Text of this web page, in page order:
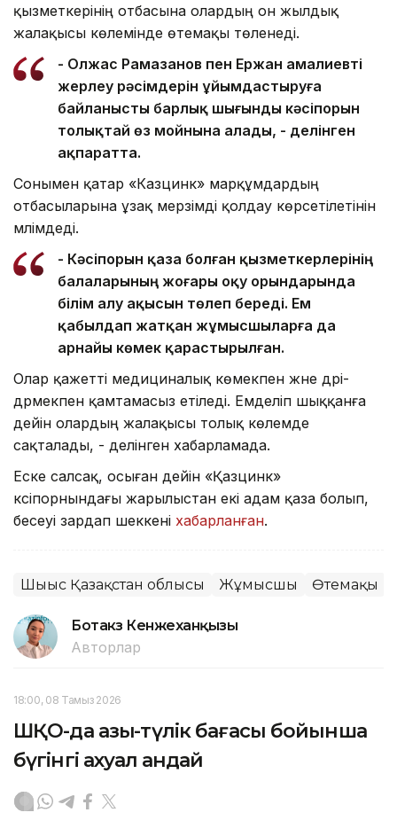
қызметкерінің отбасына олардың он жылдық
жалақысы көлемінде өтемақы төленеді.
- Олжас Рамазанов пен Ержан Қамалиевті
жерлеу рәсімдерін ұйымдастыруға
байланысты барлық шығынды кәсіпорын
толықтай өз мойнына алады, - делінген
ақпаратта.
Сонымен қатар «Казцинк» марқұмдардың
отбасыларына ұзақ мерзімді қолдау көрсетілетінін
мәлімдеді.
- Кәсіпорын қаза болған қызметкерлерінің
балаларының жоғары оқу орындарында
білім алу ақысын төлеп береді. Ем
қабылдап жатқан жұмысшыларға да
арнайы көмек қарастырылған.
Олар қажетті медициналық көмекпен және дәрі-
дәрмекпен қамтамасыз етіледі. Емделіп шыққанға
дейін олардың жалақысы толық көлемде
сақталады, - делінген хабарламада.
Еске салсақ, осыған дейін «Қазцинк»
кәсіпорнындағы жарылыстан екі адам қаза болып,
бесеуі зардап шеккені хабарланған.
Шығыс Қазақстан облысы Жұмысшы Өтемақы
Ботакөз Кенжеханқызы
Авторлар
18:00, 08 Тамыз 2026
ШҚО-да азық-түлік бағасы бойынша
бүгінгі ахуал қандай